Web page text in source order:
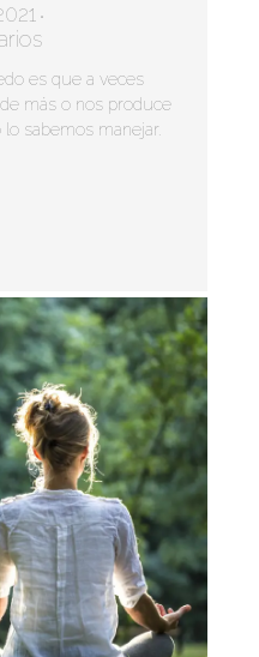
•
es que a veces
más o nos produce
sabemos manejar.